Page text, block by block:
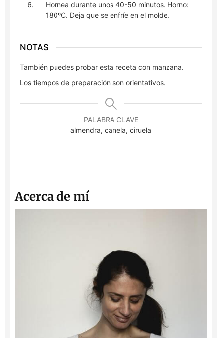
Hornea durante unos 40-50 minutos. Horno:
180ºC. Deja que se enfríe en el molde.
NOTAS
También puedes probar esta receta con manzana.
Los tiempos de preparación son orientativos.
PALABRA CLAVE
almendra, canela, ciruela
Acerca de mí